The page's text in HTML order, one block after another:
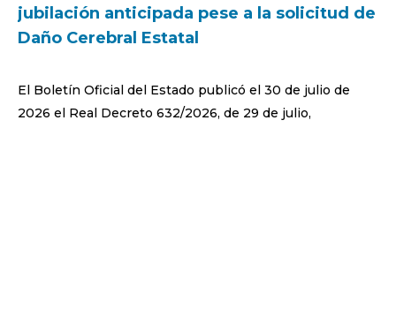
jubilación anticipada pese a la solicitud de
Daño Cerebral Estatal
El Boletín Oficial del Estado publicó el 30 de julio de
2026 el Real Decreto 632/2026, de 29 de julio,